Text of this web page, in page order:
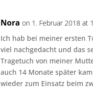
Nora on 1. Februar 2018 at
Ich hab bei meiner ersten
viel nachgedacht und das
Tragetuch von meiner
auch 14 Monate später
wieder zum Einsatz beim